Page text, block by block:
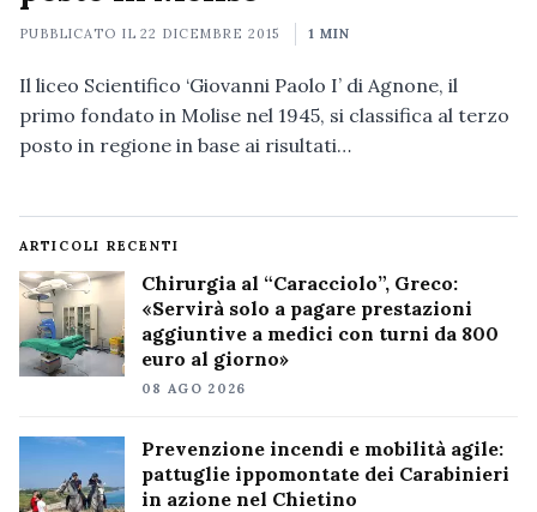
PUBBLICATO IL22 DICEMBRE 2015 1 MIN
Il liceo Scientifico ‘Giovanni Paolo I’ di Agnone, il
primo fondato in Molise nel 1945, si classifica al terzo
posto in regione in base ai risultati…
ARTICOLI RECENTI
Chirurgia al “Caracciolo”, Greco:
«Servirà solo a pagare prestazioni
aggiuntive a medici con turni da 800
euro al giorno»
08 AGO 2026
Prevenzione incendi e mobilità agile:
pattuglie ippomontate dei Carabinieri
in azione nel Chietino